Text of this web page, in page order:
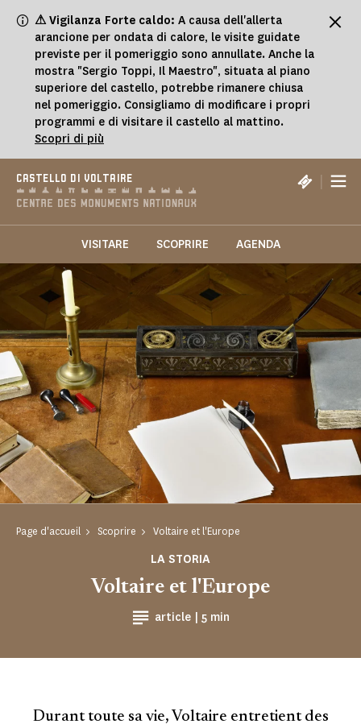
⚠ Vigilanza Forte caldo: A causa dell'allerta
arancione per ondata di calore, le visite guidate
previste per il pomeriggio sono annullate. Anche la
mostra "Sergio Toppi, Il Maestro", situata al piano
superiore del castello, potrebbe rimanere chiusa
nel pomeriggio. Consigliamo di modificare i propri
programmi e di visitare il castello al mattino.
Scopri di più
CASTELLO DI VOLTAIRE |
VISITARE SCOPRIRE AGENDA
Page d'accueil Scoprire Voltaire et l'Europe
LA STORIA
article | Tempo di lettura
5 min
Voltaire et l'Europe
Durant toute sa vie, Voltaire entretient des